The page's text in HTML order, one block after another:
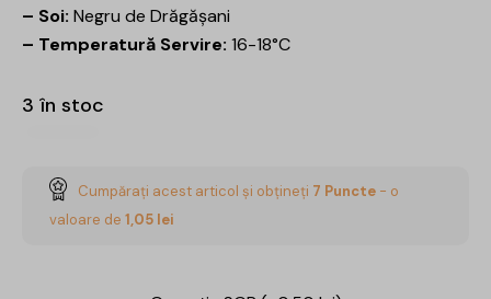
– Soi: Negru de Drăgășani
– Temperatură Servire: 16-18°C
3 în stoc
Cumpărați acest articol și obțineți 7 Puncte - o
valoare de 1,05 lei